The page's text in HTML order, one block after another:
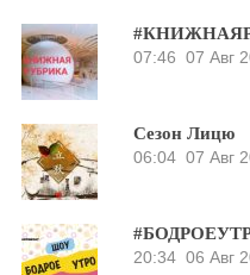
07:46 07 Авг
Сезон Лицю
06:04 07 Авг
20:34 06 Авг